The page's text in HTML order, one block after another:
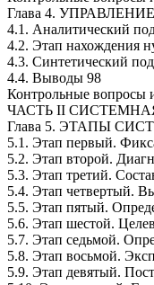
Глава 4.
4.1. Аналитический
4.2. Этап нахождения
4.3. Синтетический
4.4. Выводы 98
Контрольные вопросы
ЧАСТЬ II
Глава 5. ЭТАПЫ
5.1. Этап первый.
5.2. Этап второй.
5.3. Этап третий.
5.4. Этап четвертый.
5.5. Этап пятый.
5.6. Этап шестой.
5.7. Этап седьмой.
5.8. Этап восьмой.
5.9. Этап девятый.